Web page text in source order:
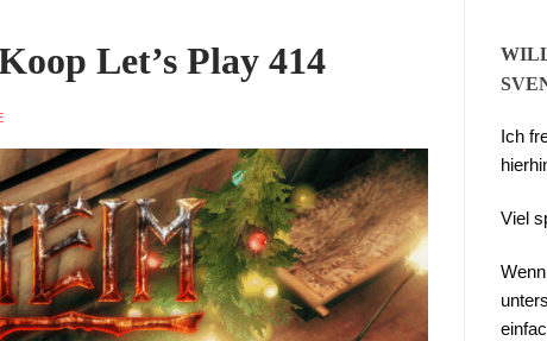
Let’s Play 414
Ich
Viel